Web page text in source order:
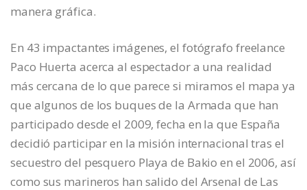
manera gráfica.
En 43 impactantes imágenes, el fotógrafo freelance
Paco Huerta acerca al espectador a una realidad
más cercana de lo que parece si miramos el mapa ya
que algunos de los buques de la Armada que han
participado desde el 2009, fecha en la que España
decidió participar en la misión internacional tras el
secuestro del pesquero Playa de Bakio en el 2006, así
como sus marineros han salido del Arsenal de Las